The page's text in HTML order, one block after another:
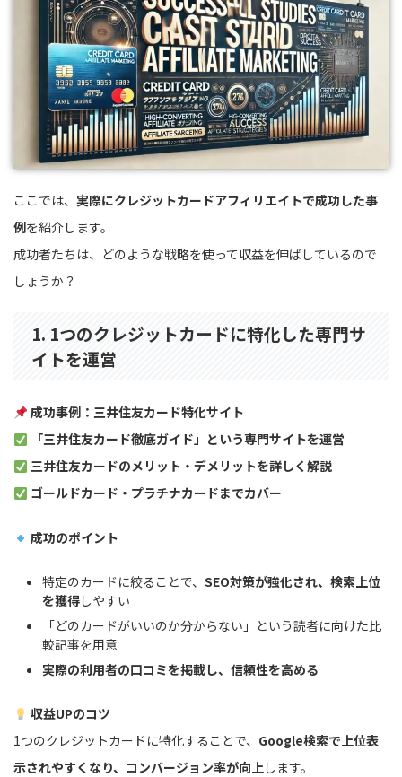
ここでは、 実際にクレジットカードアフィリエイトで成功した事
例を紹介します。
成功者たちは、どのような戦略を使って収益を伸ばしているので
しょうか？
1. 1つのクレジットカードに特化した専門サ
イトを運営
成功事例：三井住友カード特化サイト
「三井住友カード徹底ガイド」という専門サイトを運営
三井住友カードのメリット・デメリットを詳しく解説
ゴールドカード・プラチナカードまでカバー
成功のポイント
特定のカードに絞ることで、 SEO対策が強化され、検索上位
を獲得しやすい
「どのカードがいいのか分からない」という読者に向けた比
較記事を用意
実際の利用者の口コミを掲載し、信頼性を高める
収益UPのコツ
1つのクレジットカードに特化することで、 Google検索で上位表
示されやすくなり、コンバージョン率が向上します。